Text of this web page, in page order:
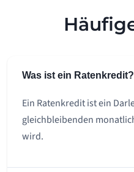
Was ist ein Ratenkredit?
Ein Ratenkredit ist ein
gleichbleibenden
wird.